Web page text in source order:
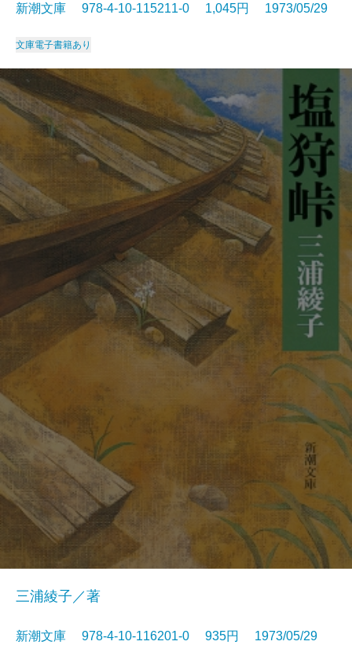
新潮文庫 978-4-10-115211-0 1,045円 1973/05/29
文庫電子書籍あり
三浦綾子／著
新潮文庫 978-4-10-116201-0 935円 1973/05/29